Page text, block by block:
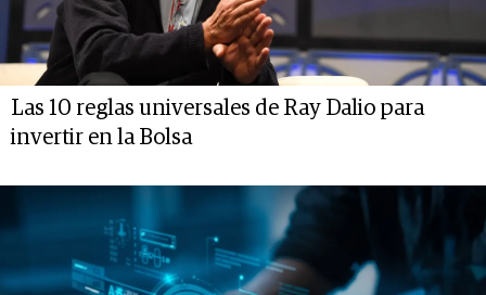
Las 10 reglas universales de Ray Dalio para
invertir en la Bolsa